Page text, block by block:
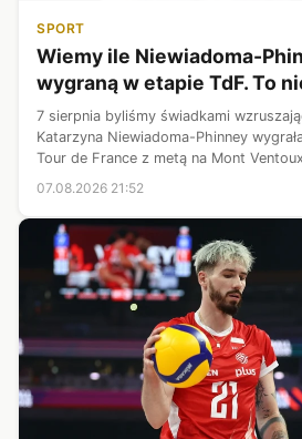
SPORT
Wiemy ile Niewiadoma-
wygraną w etapie TdF. To
7 sierpnia byliśmy świadkami
Katarzyna Niewiadoma-Phinney
Tour de France z metą na Mont
07.08.2026 21:52